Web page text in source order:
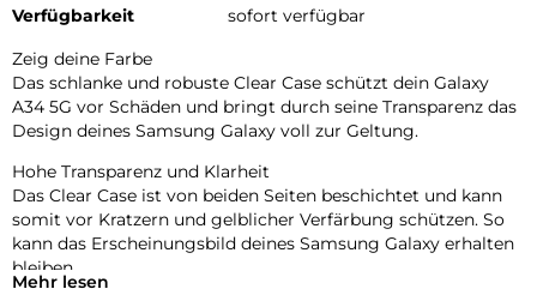
Verfügbarkeit
sofort verfügbar
Zeig deine Farbe
Das schlanke und robuste Clear Case schützt dein Galaxy
A34 5G vor Schäden und bringt durch seine Transparenz das
Design deines Samsung Galaxy voll zur Geltung.
Hohe Transparenz und Klarheit
Das Clear Case ist von beiden Seiten beschichtet und kann
somit vor Kratzern und gelblicher Verfärbung schützen. So
kann das Erscheinungsbild deines Samsung Galaxy erhalten
bleiben.
Mehr lesen